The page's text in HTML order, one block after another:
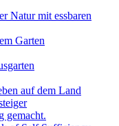
Natur mit essbaren
Garten
auf dem Land
gemacht.